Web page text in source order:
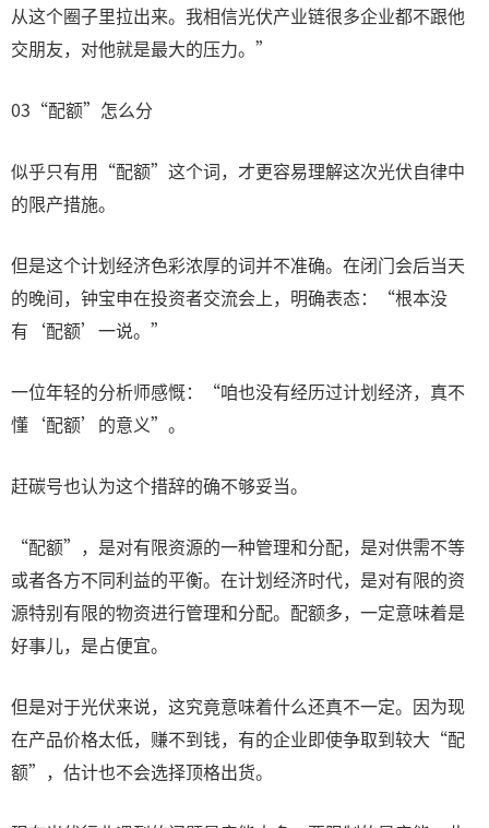
从这个圈子里拉出来。我相信光伏产业链很多企业都不跟他
交朋友，对他就是最大的压力。”
03“配额”怎么分
似乎只有用“配额”这个词，才更容易理解这次光伏自律中
的限产措施。
但是这个计划经济色彩浓厚的词并不准确。在闭门会后当天
的晚间，钟宝申在投资者交流会上，明确表态：“根本没
有‘配额’一说。”
一位年轻的分析师感慨：“咱也没有经历过计划经济，真不
懂‘配额’的意义”。
赶碳号也认为这个措辞的确不够妥当。
“配额”，是对有限资源的一种管理和分配，是对供需不等
或者各方不同利益的平衡。在计划经济时代，是对有限的资
源特别有限的物资进行管理和分配。配额多，一定意味着是
好事儿，是占便宜。
但是对于光伏来说，这究竟意味着什么还真不一定。因为现
在产品价格太低，赚不到钱，有的企业即使争取到较大“配
额”，估计也不会选择顶格出货。